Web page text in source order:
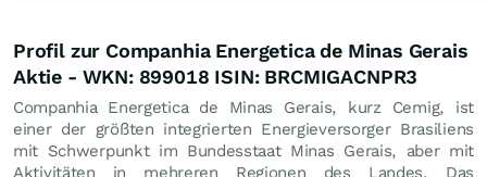
Profil zur Companhia Energetica de Minas Gerais
Aktie - WKN: 899018 ISIN: BRCMIGACNPR3
Companhia Energetica de Minas Gerais, kurz Cemig, ist
einer der größten integrierten Energieversorger Brasiliens
mit Schwerpunkt im Bundesstaat Minas Gerais, aber mit
Aktivitäten in mehreren Regionen des Landes. Das